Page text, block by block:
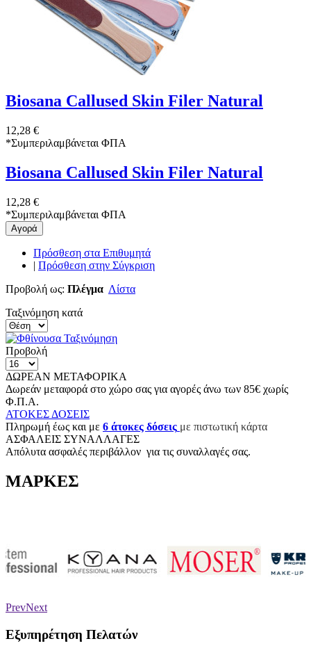
Biosana Callused Skin Filer Natural
12,28 €
*Συμπεριλαμβάνεται ΦΠΑ
Biosana Callused Skin Filer Natural
12,28 €
*Συμπεριλαμβάνεται ΦΠΑ
Αγορά
Πρόσθεση στα Επιθυμητά
| Πρόσθεση στην Σύγκριση
Προβολή ως: Πλέγμα Λίστα
Ταξινόμηση κατά
Προβολή
ΔΩΡΕΑΝ ΜΕΤΑΦΟΡΙΚΑ
Δωρεάν μεταφορά στο χώρο σας για αγορές άνω των 85€ χωρίς
Φ.Π.Α.
ΑΤΟΚΕΣ ΔΟΣΕΙΣ
Πληρωμή έως και με 6 άτοκες δόσεις με πιστωτική κάρτα
ΑΣΦΑΛΕΙΣ ΣΥΝΑΛΛΑΓΕΣ
Aπόλυτα ασφαλές περιβάλλον για τις συναλλαγές σας.
ΜΑΡΚΕΣ
PrevNext
Εξυπηρέτηση Πελατών